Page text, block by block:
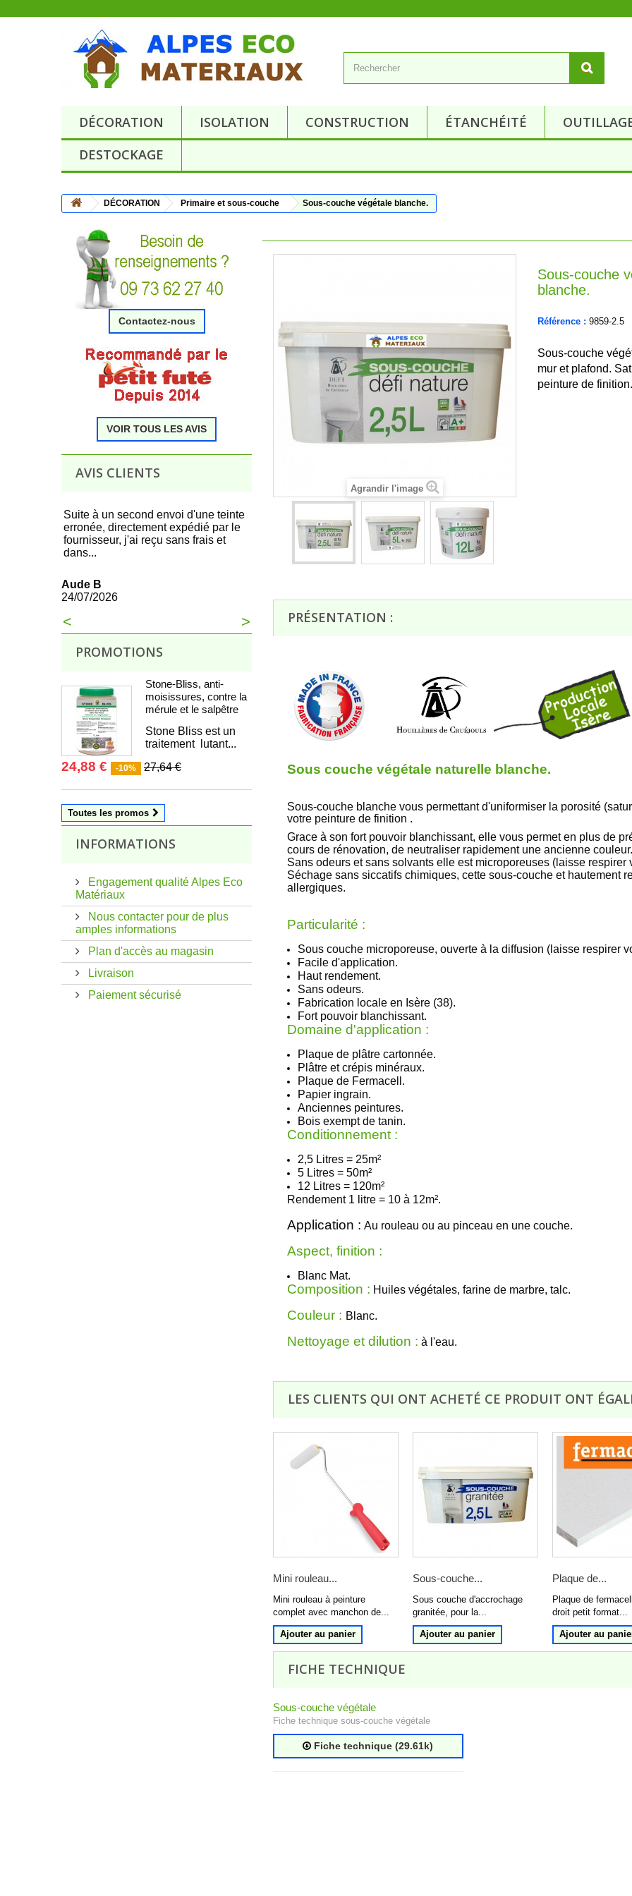
DÉCORATION ISOLATION CONSTRUCTION ÉTANCHÉITÉ
DESTOCKAGE
DÉCORATION Primaire et sous-couche Sous-couche végétale blanche.
Contactez-nous
VOIR TOUS LES AVIS
AVIS CLIENTS
Suite à un second envoi d'une teinte
erronée, directement expédié par le
fournisseur, j'ai reçu sans frais et
dans...
Aude B
24/07/2026
Tous c'est très bien passé de la
commande à la réception
François
RAS c'est quand même mieux quand
on vient chercher la commande sur
place..
>
<
PROMOTIONS
Stone-Bliss, anti-
moisissures, contre la
mérule et le salpêtre
Stone Bliss est un
traitement lutant...
24,88 € -10% 27,64 €
Toutes les promos
INFORMATIONS
Engagement qualité Alpes Eco
Matériaux
Nous contacter pour de plus
amples informations
Plan d'accès au magasin
Livraison
Paiement sécurisé
Agrandir l'image
Sous-couche
blanche.
Référence : 9859-2.5
Sous-couche
mur et plafond.
peinture de finition.
PRÉSENTATION :
Sous couche végétale naturelle blanche.
Sous-couche blanche vous permettant d'uniformiser la porosité
votre peinture de finition .
Grace à son fort pouvoir blanchissant, elle vous permet en plus de
cours de rénovation, de neutraliser rapidement une ancienne couleur.
Sans odeurs et sans solvants elle est microporeuses (laisse respirer
Séchage sans siccatifs chimiques, cette sous-couche et hautement
allergiques.
Particularité :
Sous couche microporeuse, ouverte à la diffusion (laisse respirer
Facile d'application.
Haut rendement.
Sans odeurs.
Fabrication locale en Isère (38).
Fort pouvoir blanchissant.
Domaine d'application :
Plaque de plâtre cartonnée.
Plâtre et crépis minéraux.
Plaque de Fermacell.
Papier ingrain.
Anciennes peintures.
Bois exempt de tanin.
Conditionnement :
2,5 Litres = 25m²
5 Litres = 50m²
12 Litres = 120m²
Rendement 1 litre = 10 à 12m².
Application : Au rouleau ou au pinceau en une couche.
Aspect, finition :
Blanc Mat.
Composition : Huiles végétales, farine de marbre, talc.
Couleur : Blanc.
Nettoyage et dilution : à l'eau.
LES CLIENTS QUI ONT ACHETÉ CE PRODUIT ONT
Mini rouleau...
Mini rouleau à peinture
complet avec manchon de...
Ajouter au panier
Sous-couche...
Sous couche d'accrochage
granitée, pour la...
Ajouter au panier
Plaque de...
Plaque de
droit petit format...
Ajouter au
FICHE TECHNIQUE
Sous-couche végétale
Fiche technique sous-couche végétale
Fiche technique (29.61k)